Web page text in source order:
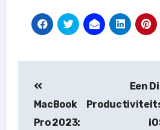
navigatie
MacBook
Pro 2023:
Een